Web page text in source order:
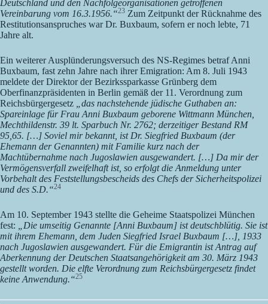
Deutschland und den Nachfolgeorganisationen getroffenen
Vereinbarung vom 16.3.1956.“23 Zum Zeitpunkt der Rücknahme des
Restitutionsanspruches war Dr. Buxbaum, sofern er noch lebte, 71
Jahre alt.
Ein weiterer Ausplünderungsversuch des NS-Regimes betraf Anni
Buxbaum, fast zehn Jahre nach ihrer Emigration: Am 8. Juli 1943
meldete der Direktor der Bezirkssparkasse Grünberg dem
Oberfinanzpräsidenten in Berlin gemäß der 11. Verordnung zum
Reichsbürgergesetz
„das nachstehende jüdische Guthaben an:
Spareinlage für Frau Anni Buxbaum geborene Wittmann München,
Mechthildenstr. 39 lt. Sparbuch Nr. 2762; derzeitiger Bestand RM
95,65. […] Soviel mir bekannt, ist Dr. Siegfried Buxbaum (der
Ehemann der Genannten) mit Familie kurz nach der
Machtübernahme nach Jugoslawien ausgewandert. […] Da mir der
Vermögensverfall zweifelhaft ist, so erfolgt die Anmeldung unter
Vorbehalt des Feststellungsbescheids des Chefs der Sicherheitspolizei
und des S.D.“24
Am 10. September 1943 stellte die Geheime Staatspolizei München
fest:
„Die umseitig Genannte [Anni Buxbaum] ist deutschblütig. Sie ist
mit ihrem Ehemann, dem Juden Siegfried Israel Buxbaum […], 1933
nach Jugoslawien ausgewandert. Für die Emigrantin ist Antrag auf
Aberkennung der Deutschen Staatsangehörigkeit am 30. März 1943
gestellt worden. Die elfte Verordnung zum Reichsbürgergesetz findet
keine Anwendung.“25